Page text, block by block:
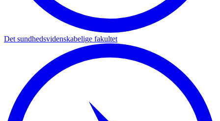
Det sundhedsvidenskabelige fakultet